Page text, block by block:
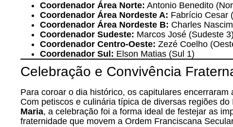
Coordenador Área Norte: Antonio Benedito
Coordenador Área Nordeste A: Fabrício Cesar
Coordenador Área Nordeste B: Charles
Coordenador Sudeste: Marcos José (Sudeste 3)
Coordenador Centro-Oeste: Zezé Coelho
Coordenador Sul : Elson Matias (Sul 1)
Celebração e Convivência
Para coroar o dia histórico, os capitulares
Com petiscos e culinária típica de diversas regiões
Maria, a celebração foi a forma ideal de festejar as
fraternidade que movem a Ordem Franciscana